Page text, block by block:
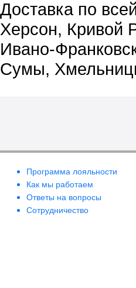
Доставка по
Херсон, Кривой
Ивано-
Сумы,
Программа лояльности
Как мы работаем
Ответы на вопросы
Сотрудничество